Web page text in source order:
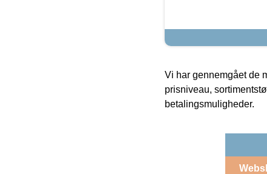
Vi har gennemgået de
prisniveau,
betalingsmuligheder.